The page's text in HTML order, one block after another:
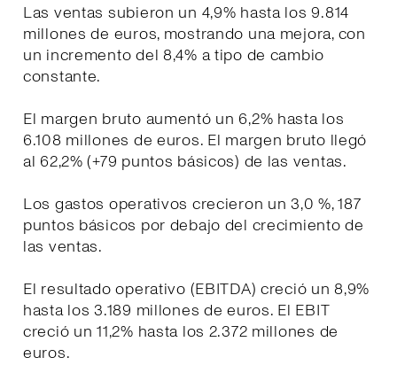
Las ventas subieron un 4,9% hasta los 9.814
millones de euros, mostrando una mejora, con
un incremento del 8,4% a tipo de cambio
constante.
El margen bruto aumentó un 6,2% hasta los
6.108 millones de euros. El margen bruto llegó
al 62,2% (+79 puntos básicos) de las ventas.
Los gastos operativos crecieron un 3,0 %, 187
puntos básicos por debajo del crecimiento de
las ventas.
El resultado operativo (EBITDA) creció un 8,9%
hasta los 3.189 millones de euros. El EBIT
creció un 11,2% hasta los 2.372 millones de
euros.